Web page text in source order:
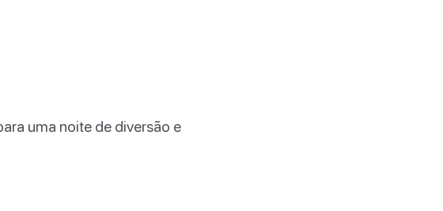
uma noite de diversão e